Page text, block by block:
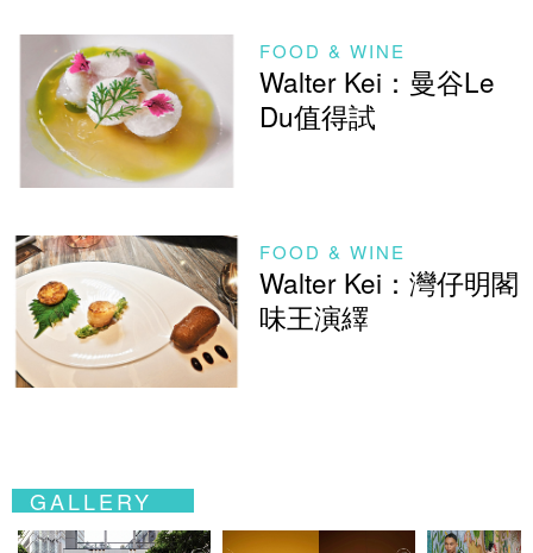
FOOD & WINE
Walter Kei：曼谷Le
Du值得試
FOOD & WINE
Walter Kei：灣仔明閣
味王演繹
GALLERY